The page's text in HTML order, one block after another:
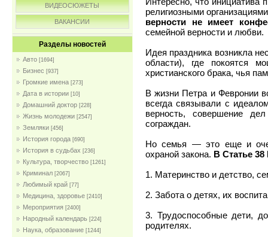
ВИДЕОСЮЖЕТЫ
ВАКАНСИИ
Разделы новостей
Авто [1694]
Бизнес [937]
Громкие имена [273]
Дата в истории [10]
Домашний доктор [228]
Жизнь молодежи [2547]
Земляки [456]
История города [690]
История в судьбах [236]
Культура, творчество [1261]
Криминал [2067]
Любимый край [77]
Медицина, здоровье [2410]
Мероприятия [2400]
Народный календарь [224]
Наука, образование [1244]
религиозными
верности не имеет
семейной верности и любви.
Идея праздника возникла
области), где покоятся
христианского брака, чья
В жизни Петра и Февронии
всегда связывали с
верность, совершение
сограждан.
Но семья — это еще и
охраной закона. В Статье
1. Материнство и детство,
2. Забота о детях, их
3. Трудоспособные дети,
родителях.